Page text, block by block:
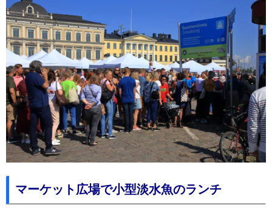
マーケット広場で小型淡水魚のランチ